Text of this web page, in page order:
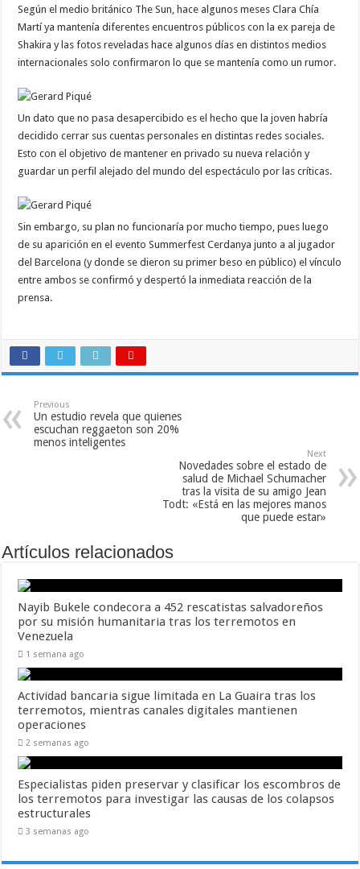
Según el medio británico The Sun, hace algunos meses Clara Chía
Martí ya mantenía diferentes encuentros públicos con la ex pareja de
Shakira y las fotos reveladas hace algunos días en distintos medios
internacionales solo confirmaron lo que se mantenía como un rumor.
Un dato que no pasa desapercibido es el hecho que la joven habría
decidido cerrar sus cuentas personales en distintas redes sociales.
Esto con el objetivo de mantener en privado su nueva relación y
guardar un perfil alejado del mundo del espectáculo por las críticas.
Sin embargo, su plan no funcionaría por mucho tiempo, pues luego
de su aparición en el evento Summerfest Cerdanya junto a al jugador
del Barcelona (y donde se dieron su primer beso en público) el vínculo
entre ambos se confirmó y despertó la inmediata reacción de la
prensa.
Previous
Un estudio revela que quienes
escuchan reggaeton son 20%
menos inteligentes
Next
Novedades sobre el estado de
salud de Michael Schumacher
tras la visita de su amigo Jean
Todt: «Está en las mejores manos
que puede estar»
Artículos relacionados
Nayib Bukele condecora a 452 rescatistas salvadoreños
por su misión humanitaria tras los terremotos en
Venezuela
1 semana ago
Actividad bancaria sigue limitada en La Guaira tras los
terremotos, mientras canales digitales mantienen
operaciones
2 semanas ago
Especialistas piden preservar y clasificar los escombros de
los terremotos para investigar las causas de los colapsos
estructurales
3 semanas ago